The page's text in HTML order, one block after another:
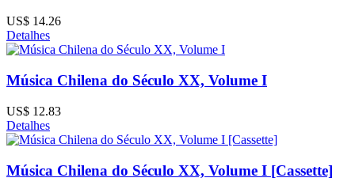
US$ 14.26
Detalhes
Música Chilena do Século XX, Volume I
US$ 12.83
Detalhes
Música Chilena do Século XX, Volume I [Cassette]